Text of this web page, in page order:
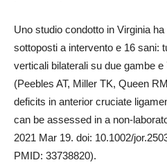
Uno studio condotto in Virginia
sottoposti a intervento e 16 sani:
verticali bilaterali su due gambe
(Peebles AT, Miller TK, Queen
deficits in anterior cruciate
can be assessed in a non-
2021 Mar 19. doi: 10.1002/
PMID: 33738820).